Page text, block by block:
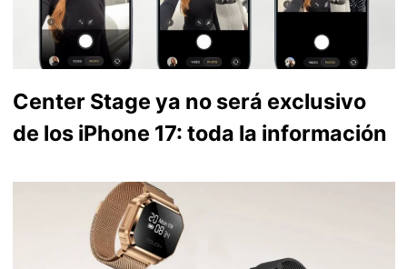
Center Stage ya no será exclusivo
de los iPhone 17: toda la información